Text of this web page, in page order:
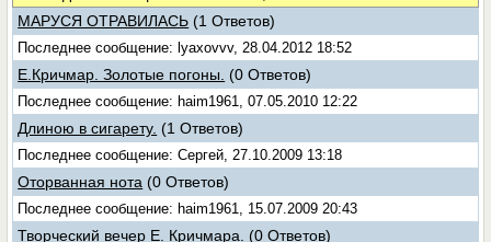
МАРУСЯ ОТРАВИЛАСЬ (1 Ответов)
Последнее сообщение: lyaxovvv, 28.04.2012 18:52
Е.Кричмар. Золотые погоны. (0 Ответов)
Последнее сообщение: haim1961, 07.05.2010 12:22
Длиною в сигарету. (1 Ответов)
Последнее сообщение: Сергей, 27.10.2009 13:18
Оторванная нота (0 Ответов)
Последнее сообщение: haim1961, 15.07.2009 20:43
Творческий вечер Е. Кричмара. (0 Ответов)